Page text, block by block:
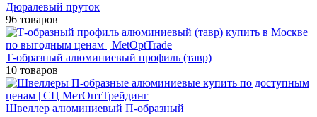
Дюралевый пруток
96 товаров
Т-образный алюминиевый профиль (тавр)
10 товаров
Швеллер алюминиевый П-образный